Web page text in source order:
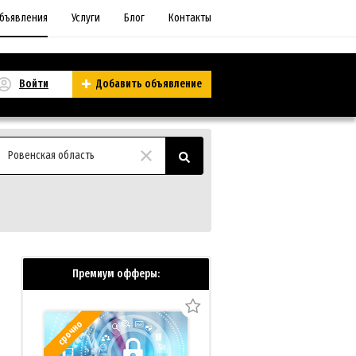
Услуги Блог Контакты
Войти Добавить объявление
Ровенская область
Премиум офферы:
срочно